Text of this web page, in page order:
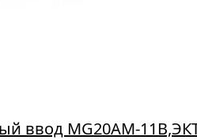
ввод MG20AM-